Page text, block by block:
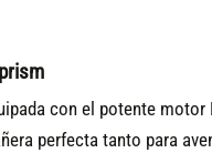
con el potente
perfecta tanto para